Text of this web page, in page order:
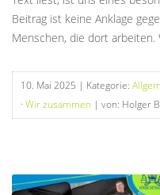
Beitrag ist keine Anklage
Menschen, die dort
10. Mai 2025 | Kategorie:
· Wir zusammen | von: Holger